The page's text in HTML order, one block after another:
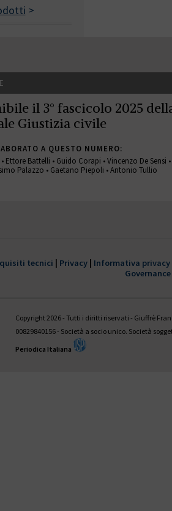
>
il 3° fascicolo 2025
Giustizia civile
A QUESTO NUMERO:
Ettore Battelli • Guido Corapi • Vincenzo De Sensi
Palazzo • Gaetano Piepoli • Antonio Tullio
Giustizia civile
tecnici | Privacy | Informativa
Governance
Copyright 2026 - Tutti i diritti riservati - Giuffrè
00829840156 - Società a socio unico. Società
Periodica Italiana